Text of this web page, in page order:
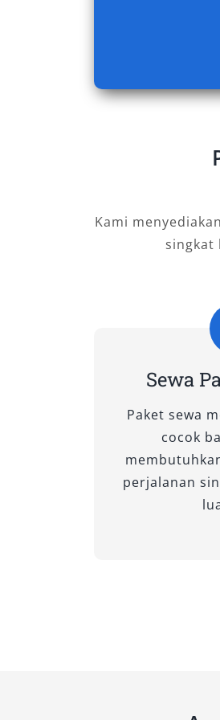
transmisi
bisnis, atau
untuk sewa harian
Dengan desain
stabil untuk
Merupakan
seperti adaptive
kemewahan
roda.
Kami
singkat
Sewa
Paket sewa
cocok
perjalanan